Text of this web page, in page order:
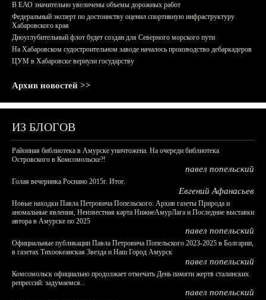
В ЕАО значительно увеличены объемы дорожных работ
Федеральный эксперт по достоинству оценил спортивную инфраструктуру
Хабаровского края
Дноуглубительный флот будет создан для Северного морского пути
На Хабаровском судостроительном заводе началось производство дебаркадеров
ЦУМ в Хабаровске вернули государству
Архив новостей >>
ИЗ БЛОГОВ
Районная библиотека в Амурске уничтожена. На очереди библиотека
Островского в Комсомольске?!
павел попельский
Голая вечеринка Роснано 2015г. Итог.
Евгений Афанасьев
Новые находки Павла Петровича Попельского: Архив газеты Природа и
аномальные явления, Неизвестная карта НижнеАмурЛага и Последние выставки
автора в Амурске по 2025
павел попельский
Официальные публикации Павла Петровича Попельского 2023-2025 в Болгарии,
в газетах Тихоокеанская Звезда и Наш Город Амурск
павел попельский
Комсомольск официально продолжает отмечать День памяти жертв сталинских
репрессий: задумаемся...
павел попельский